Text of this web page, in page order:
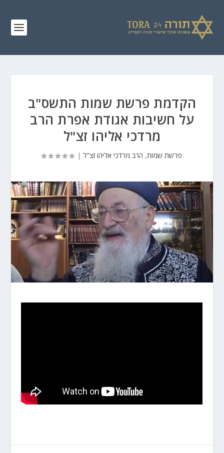
הקדמת פרשת שמות התשס"ב
על חשיבות אגודת אפרת הרב
מרדכי אליהו זצ"ל
פרשת שמות, הרב מרדכי אליהו זצ"ל |